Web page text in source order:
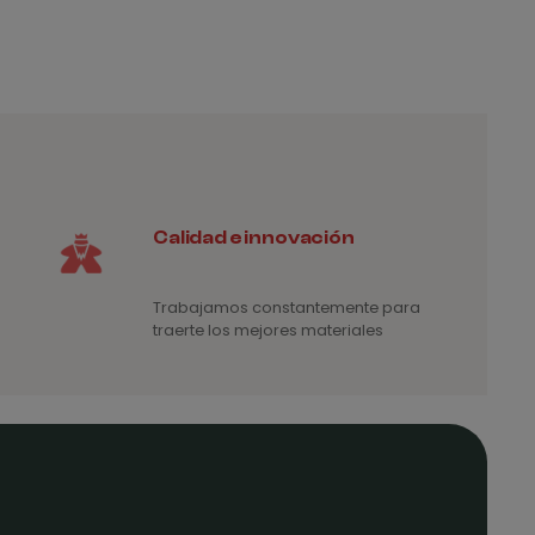
Calidad e innovación
Trabajamos constantemente para
traerte los mejores materiales